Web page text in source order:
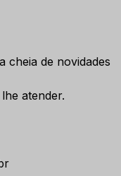
cheia de novidades
atender.